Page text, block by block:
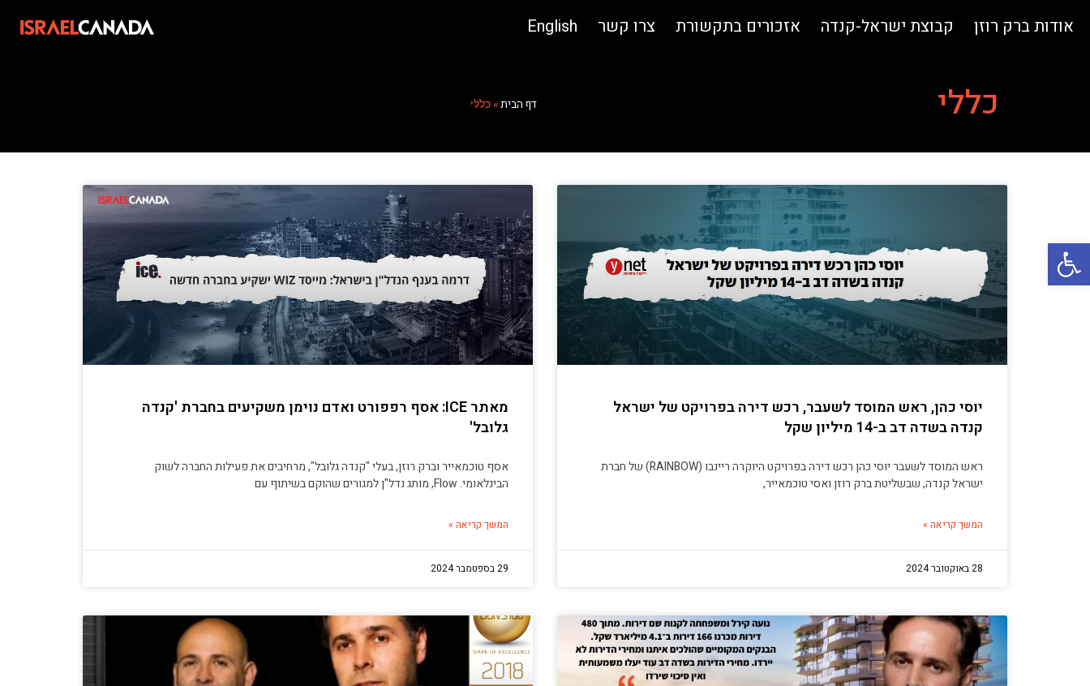
פתח סרגל נגישות
אודות ברק רוזן קבוצת ישראל-קנדה אזכורים בתקשורת צרו קשר English
כללי דף הבית»כללי
יוסי כהן, ראש המוסד לשעבר, רכש דירה בפרויקט של ישראל
קנדה בשדה דב ב-14 מיליון שקל
ראש המוסד לשעבר יוסי כהן רכש דירה בפרויקט היוקרה ריינבו (RAINBOW) של חברת
ישראל קנדה, שבשליטת ברק רוזן ואסי טוכמאייר,
המשך קריאה »
28 באוקטובר 2024
מאתר ICE: אסף רפפורט ואדם נוימן משקיעים בחברת 'קנדה
גלובל'
אסף טוכמאייר וברק רוזן, בעלי "קנדה גלובל", מרחיבים את פעילות החברה לשוק
הבינלאומי. Flow, מותג נדל"ן למגורים שהוקם בשיתוף עם
המשך קריאה »
29 בספטמבר 2024